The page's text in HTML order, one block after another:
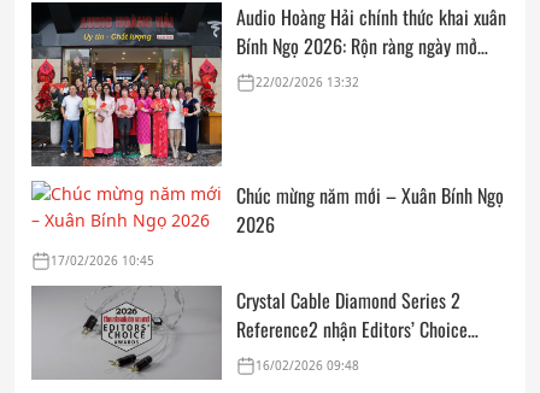
Audio Hoàng Hải chính thức khai xuân
Bính Ngọ 2026: Rộn ràng ngày mở
cửa, trọn vẹn lời chúc đầu năm
22/02/2026 13:32
Chúc mừng năm mới – Xuân Bính Ngọ
2026
17/02/2026 10:45
Crystal Cable Diamond Series 2
Reference2 nhận Editors’ Choice
Award: Dedicated Audio 2026 từ The
16/02/2026 09:48